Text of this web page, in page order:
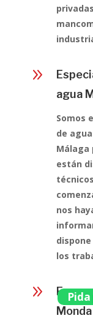
9
agua
Somos
de
Málaga
están
nos
los
9
Monda